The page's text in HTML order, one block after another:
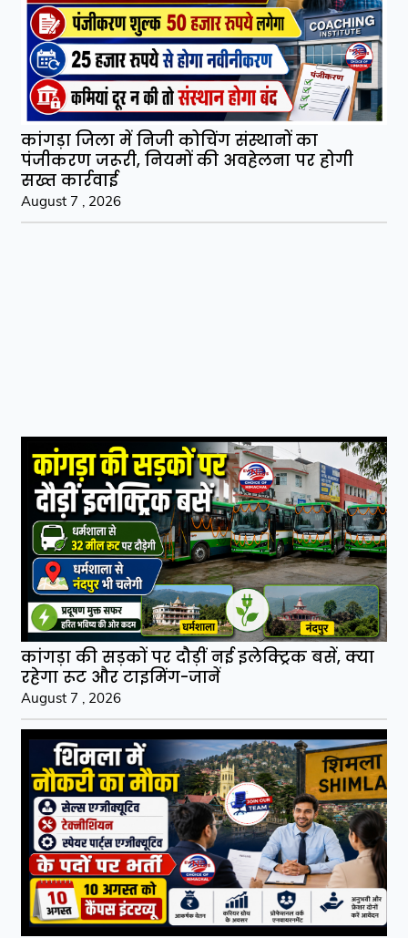
कांगड़ा जिला में निजी कोचिंग संस्थानों का
पंजीकरण जरूरी, नियमों की अवहेलना पर होगी
सख्त कार्रवाई
August 7 , 2026
कांगड़ा की सड़कों पर दौड़ीं नई इलेक्ट्रिक बसें, क्या
रहेगा रूट और टाइमिंग-जानें
August 7 , 2026